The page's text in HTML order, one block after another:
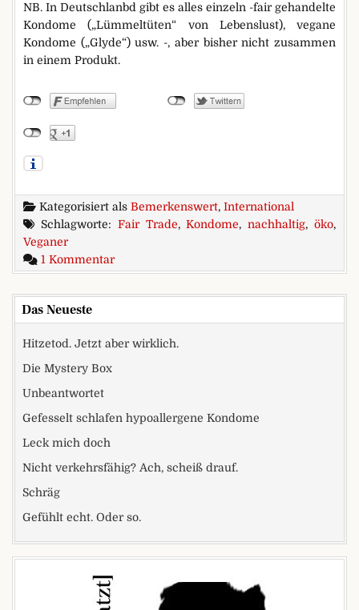
NB. In Deutschlanbd gibt es alles einzeln -fair gehandelte
Kondome („Lümmeltüten“ von Lebenslust), vegane
Kondome („Glyde“) usw. -, aber bisher nicht zusammen
in einem Produkt.
Kategorisiert als Bemerkenswert, International
Schlagworte: Fair Trade,Kondome,nachhaltig,öko,
Veganer
1 Kommentarzu Fair Trade, Öko, Vegan… Kondome?
Das Neueste
Hitzetod. Jetzt aber wirklich.
Die Mystery Box
Unbeantwortet
Gefesselt schlafen hypoallergene Kondome
Leck mich doch
Nicht verkehrsfähig? Ach, scheiß drauf.
Schräg
Gefühlt echt. Oder so.